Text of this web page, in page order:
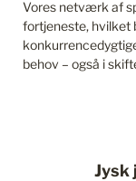
Vores netværk af
fortjeneste, hvilket
behov – også i
Jysk